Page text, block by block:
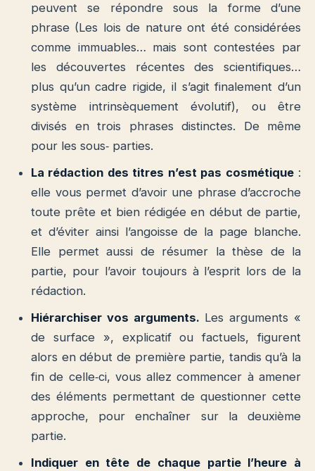
peuvent se répondre sous la forme d’une
phrase (Les lois de nature ont été considérées
comme immuables… mais sont contestées par
les découvertes récentes des scientifiques…
plus qu’un cadre rigide, il s’agit finalement d’un
système intrinsèquement évolutif), ou être
divisés en trois phrases distinctes. De même
pour les sous‐ parties.
La rédaction des titres n’est pas cosmétique:
elle vous permet d’avoir une phrase d’accroche
toute prête et bien rédigée en début de partie,
et d’éviter ainsi l’angoisse de la page blanche.
Elle permet aussi de résumer la thèse de la
partie, pour l’avoir toujours à l’esprit lors de la
rédaction.
Hiérarchiser vos arguments. Les arguments «
de surface », explicatif ou factuels, figurent
alors en début de première partie, tandis qu’à la
fin de celle‐ci, vous allez commencer à amener
des éléments permettant de questionner cette
approche, pour enchaîner sur la deuxième
partie.
Indiquer en tête de chaque partie l’heure à